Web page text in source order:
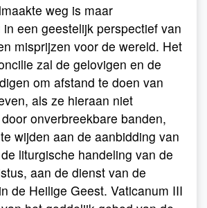
weg is maar
een geestelijk perspectief van
misprijzen voor de wereld. Het
zal de gelovigen en de
om afstand te doen van
als ze hieraan niet
onverbreekbare banden,
wijden aan de aanbidding van
liturgische handeling van de
aan de dienst van de
de Heilige Geest. Vaticanum III